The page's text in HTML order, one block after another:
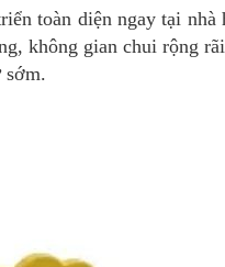
toàn diện ngay tại
không gian chui rộng
sớm.